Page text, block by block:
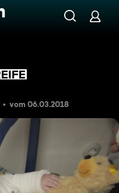
vom 06.03.2018